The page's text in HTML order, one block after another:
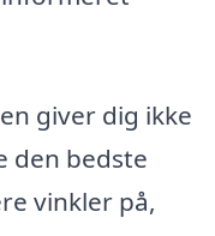
giver dig ikke
den bedste
vinkler på,